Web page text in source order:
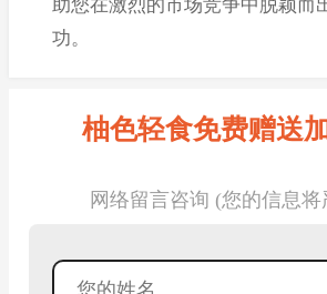
助您在激烈的市场竞争中脱颖而
功。
柚色轻食免费赠送
网络留言咨询 (您的信息